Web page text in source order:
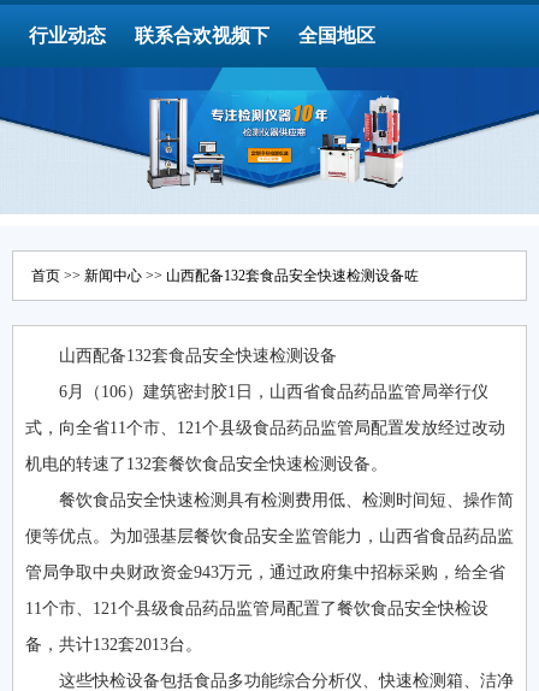
载
行业动态 联系合欢视频下
载
全国地区
首页 >> 新闻中心 >> 山西配备132套食品安全快速检测设备咗
山西配备132套食品安全快速检测设备
6月（106）建筑密封胶1日，山西省食品药品监管局举行仪
式，向全省11个市、121个县级食品药品监管局配置发放经过改动
机电的转速了132套餐饮食品安全快速检测设备。
餐饮食品安全快速检测具有检测费用低、检测时间短、操作简
便等优点。为加强基层餐饮食品安全监管能力，山西省食品药品监
管局争取中央财政资金943万元，通过政府集中招标采购，给全省
11个市、121个县级食品药品监管局配置了餐饮食品安全快检设
备，共计132套2013台。
这些快检设备包括食品多功能综合分析仪、快速检测箱、洁净